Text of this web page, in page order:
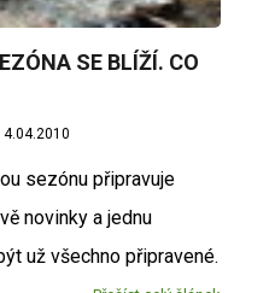
SE BLÍŽÍ. CO
sezónu připravuje
novinky a jednu
už všechno připravené.